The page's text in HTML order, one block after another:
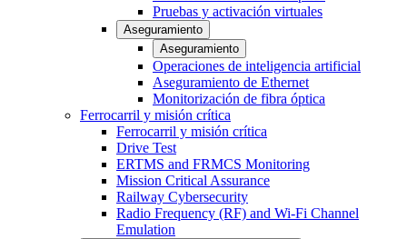
Pruebas y activación virtuales
Aseguramiento
Aseguramiento
Operaciones de inteligencia artificial
Aseguramiento de Ethernet
Monitorización de fibra óptica
Ferrocarril y misión crítica
Ferrocarril y misión crítica
Drive Test
ERTMS and FRMCS Monitoring
Mission Critical Assurance
Railway Cybersecurity
Radio Frequency (RF) and Wi-Fi Channel
Emulation